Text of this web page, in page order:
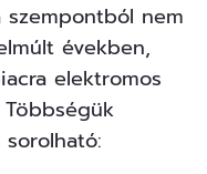
nem
években,
elektromos